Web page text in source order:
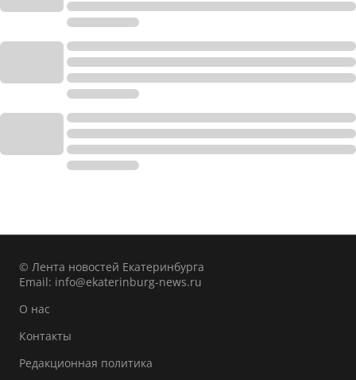
© Лента новостей Екатеринбурга
Email: info@ekaterinburg-news.ru
О нас
Контакты
Редакционная политика